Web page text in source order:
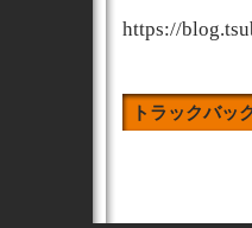
https://
トラックバッ